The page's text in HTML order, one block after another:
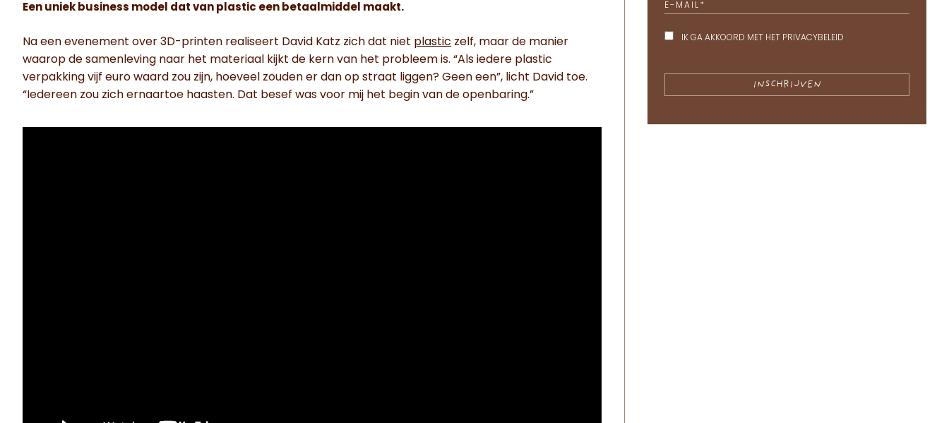
Een uniek business model dat van plastic een betaalmiddel maakt.
Na een evenement over 3D-printen realiseert David Katz zich dat niet plastic zelf, maar de manier
waarop de samenleving naar het materiaal kijkt de kern van het probleem is. “Als iedere plastic
verpakking vijf euro waard zou zijn, hoeveel zouden er dan op straat liggen? Geen een”, licht David toe.
“Iedereen zou zich ernaartoe haasten. Dat besef was voor mij het begin van de openbaring.”
E-MAIL *
IK GA AKKOORD MET HET PRIVACYBELEID